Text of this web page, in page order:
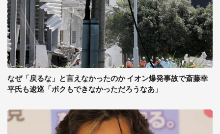
なぜ「戻るな」と言えなかったのか イオン爆発事故で斎藤幸
平氏も逡巡「ボクもできなかっただろうなあ」